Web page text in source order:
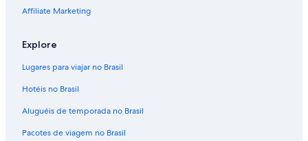
Affiliate Marketing
Explore
Lugares para viajar no Brasil
Hotéis no Brasil
Aluguéis de temporada no Brasil
Pacotes de viagem no Brasil